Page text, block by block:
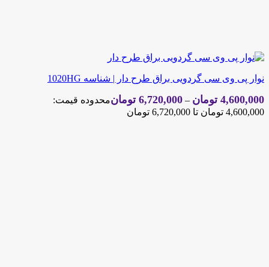
نوار پی وی سی گردویی براق طرح دار | شناسه 1020HG
4,600,000 تومان –
6,720,000 تومانمحدوده قیمت:
4,600,000 تومان تا 6,720,000 تومان